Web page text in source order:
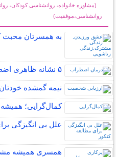
(مشاوره خانواده، روانشناسی کودکان،
روانشناسی،موفقیت)
به همسرتان محبت
۵ نشانه‌ ظاهری اضطراب بیمارگونه
نیمه‌ گمشده خودتان
کمال‌گرایی؛ همیشه «۲۰» گرفتن هم خوب
علل بی انگیزگی
همسری همیشه